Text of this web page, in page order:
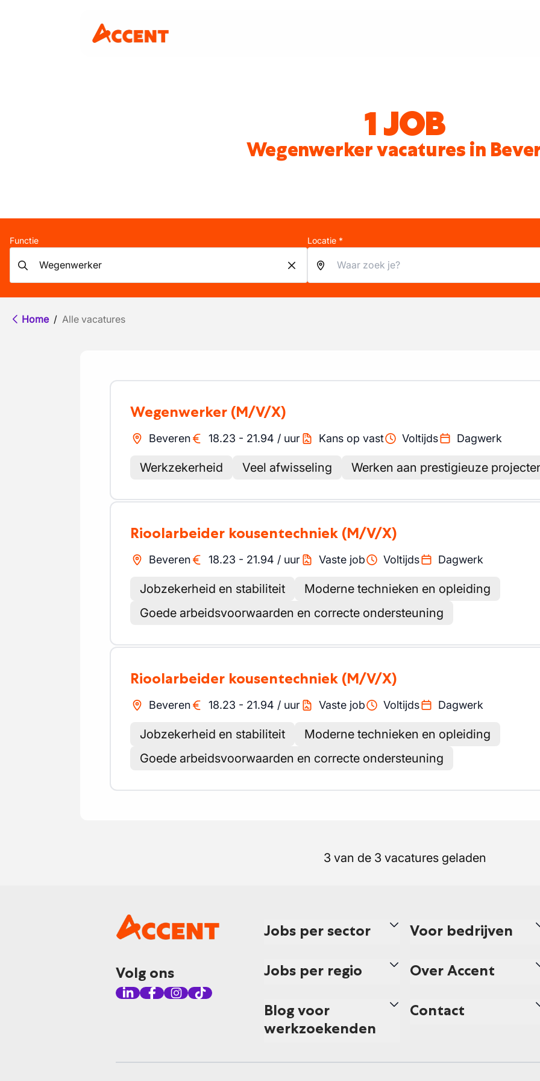
1 JOB
Wegenwerker vacatures in
Functie Locatie *
Home / Alle vacatures
Wegenwerker (M/V/X)
Beveren 18.23 - 21.94 / uur Kans op vast Voltijds Dagwerk
Werkzekerheid Veel afwisseling Werken aan prestigieuze
Rioolarbeider kousentechniek (M/V/X)
Beveren 18.23 - 21.94 / uur Vaste job Voltijds Dagwerk
Jobzekerheid en stabiliteit
Moderne technieken en opleiding
Goede arbeidsvoorwaarden en correcte ondersteuning
Rioolarbeider kousentechniek (M/V/X)
Beveren 18.23 - 21.94 / uur Vaste job Voltijds Dagwerk
Jobzekerheid en stabiliteit
Moderne technieken en opleiding
Goede arbeidsvoorwaarden en correcte ondersteuning
3 van de 3 vacatures geladen
Volg ons
Jobs per sector
Jobs per regio
Blog voor
werkzoekenden
Voor bedrijven
Over Accent
Contact